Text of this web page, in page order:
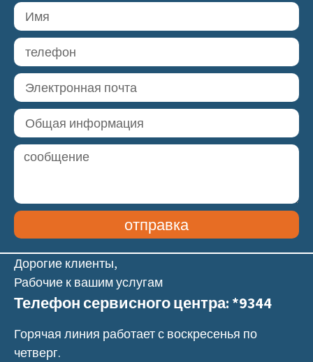
отправка
Дорогие клиенты,
Рабочие к вашим услугам
Телефон сервисного центра: *9344
Горячая линия работает с воскресенья по
четверг.